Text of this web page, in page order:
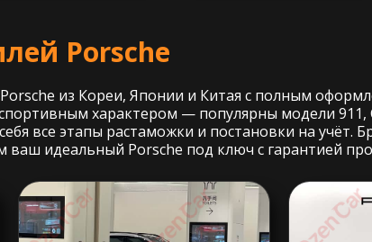
Porsche
из Кореи, Японии и Китая с полным
характером — популярны модели 911,
все этапы растаможки и постановки на учёт.
ваш идеальный Porsche под ключ с гарантией